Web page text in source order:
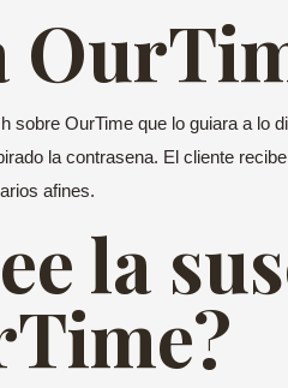
OurTime que lo guiara a lo
la contrasena. El cliente
afines.
la